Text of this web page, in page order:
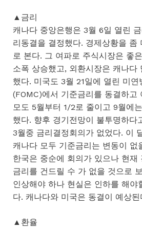
▲금리
캐나다 중앙은행은 3월 6일 열린
리동결을 결정했다. 경제상황을 좀
로 본다. 그 여파로 주식시장은 좋
소폭 상승했고, 외환시장은 캐나다
했다. 미국도 3월 21일에 열린 미연
(FOMC)에서 기준금리를 동결하고
모도 5월부터 1/2로 줄이고 9월에
했다. 향후 경기전망이 불투명하다
3월중 금리결정회의가 없었다. 이
캐나다 모두 기준금리는 변동이 없
한국은 중순에 회의가 있으나 현재
금리를 건드릴 수 가 없을 것으로
인상해야 하나 현실은 인하를 해야
다. 캐나다와 미국은 동결이 예상된
▲환율